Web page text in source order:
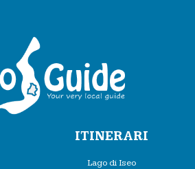
ITINERARI
Lago di Iseo